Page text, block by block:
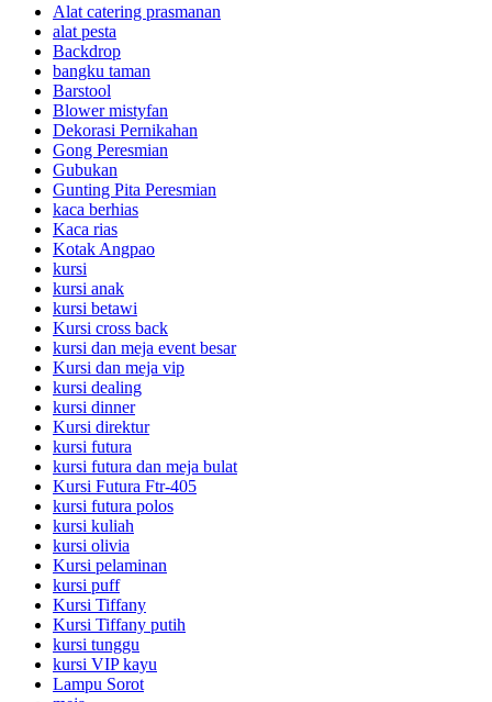
Alat catering prasmanan
alat pesta
Backdrop
bangku taman
Barstool
Blower mistyfan
Dekorasi Pernikahan
Gong Peresmian
Gubukan
Gunting Pita Peresmian
kaca berhias
Kaca rias
Kotak Angpao
kursi
kursi anak
kursi betawi
Kursi cross back
kursi dan meja event besar
Kursi dan meja vip
kursi dealing
kursi dinner
Kursi direktur
kursi futura
kursi futura dan meja bulat
Kursi Futura Ftr-405
kursi futura polos
kursi kuliah
kursi olivia
Kursi pelaminan
kursi puff
Kursi Tiffany
Kursi Tiffany putih
kursi tunggu
kursi VIP kayu
Lampu Sorot